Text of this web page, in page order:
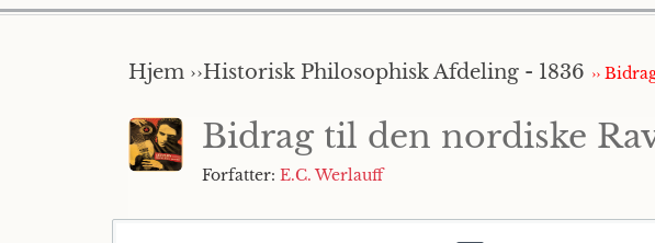
Hjem ››Historisk Philosophisk Afdeling - 1836 ››
Bidrag til den nordiske
Forfatter: E.C. Werlauff